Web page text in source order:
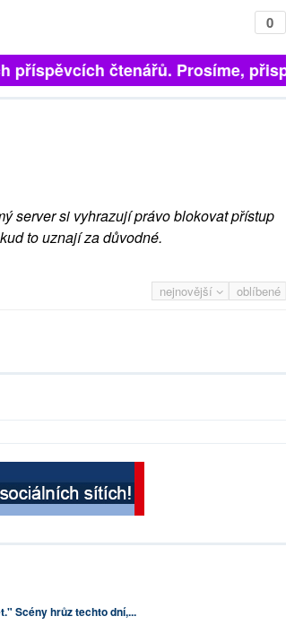
0
příspěvcích čtenářů. Prosíme,
server si vyhrazují právo blokovat přístup
to uznají za důvodné.
nejnovější oblíbené
Scény hrůz techto dní,...